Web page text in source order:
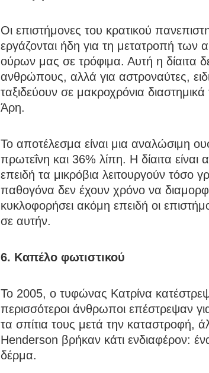
Οι επιστήμονες του κρατικού
εργάζονται ήδη για τη μετατροπή των
ούρων μας σε τρόφιμα. Αυτή η δίαιτα
ανθρώπους, αλλά για αστροναύτες,
ταξιδεύουν σε μακροχρόνια
Άρη.
Το αποτέλεσμα είναι μια αναλώσιμη
πρωτεΐνη και 36% λίπη. Η δίαιτα
επειδή τα μικρόβια λειτουργούν τόσο
παθογόνα δεν έχουν χρόνο να
κυκλοφορήσει ακόμη επειδή οι
σε αυτήν.
6. Καπέλο φωτιστικού
Το 2005, ο τυφώνας Κατρίνα
περισσότεροι άνθρωποι επέστρεψαν
τα σπίτια τους μετά την καταστροφή,
Henderson βρήκαν κάτι ενδιαφέρον:
δέρμα.